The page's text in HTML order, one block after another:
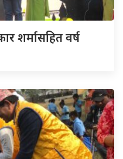
शर्मासहित वर्ष